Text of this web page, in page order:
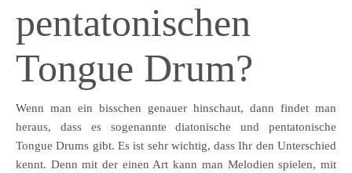
pentatonischen
Tongue Drum?
Wenn man ein bisschen genauer hinschaut, dann findet man
heraus, dass es sogenannte diatonische und pentatonische
Tongue Drums gibt. Es ist sehr wichtig, dass Ihr den Unterschied
kennt. Denn mit der einen Art kann man Melodien spielen, mit